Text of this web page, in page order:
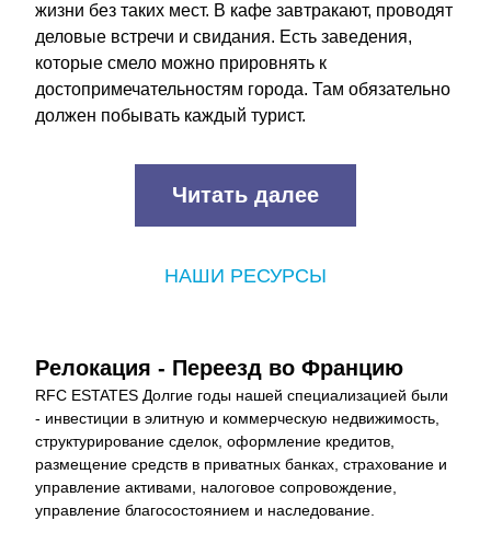
жизни без таких мест. В кафе завтракают, проводят
деловые встречи и свидания. Есть заведения,
которые смело можно прировнять к
достопримечательностям города. Там обязательно
должен побывать каждый турист.
Читать далее
НАШИ РЕСУРСЫ
Релокация - Переезд во Францию
RFC ESTATES Долгие годы нашей специализацией были
- инвестиции в элитную и коммерческую недвижимость,
структурирование сделок, оформление кредитов,
размещение средств в приватных банках, страхование и
управление активами, налоговое сопровождение,
управление благосостоянием и наследование.